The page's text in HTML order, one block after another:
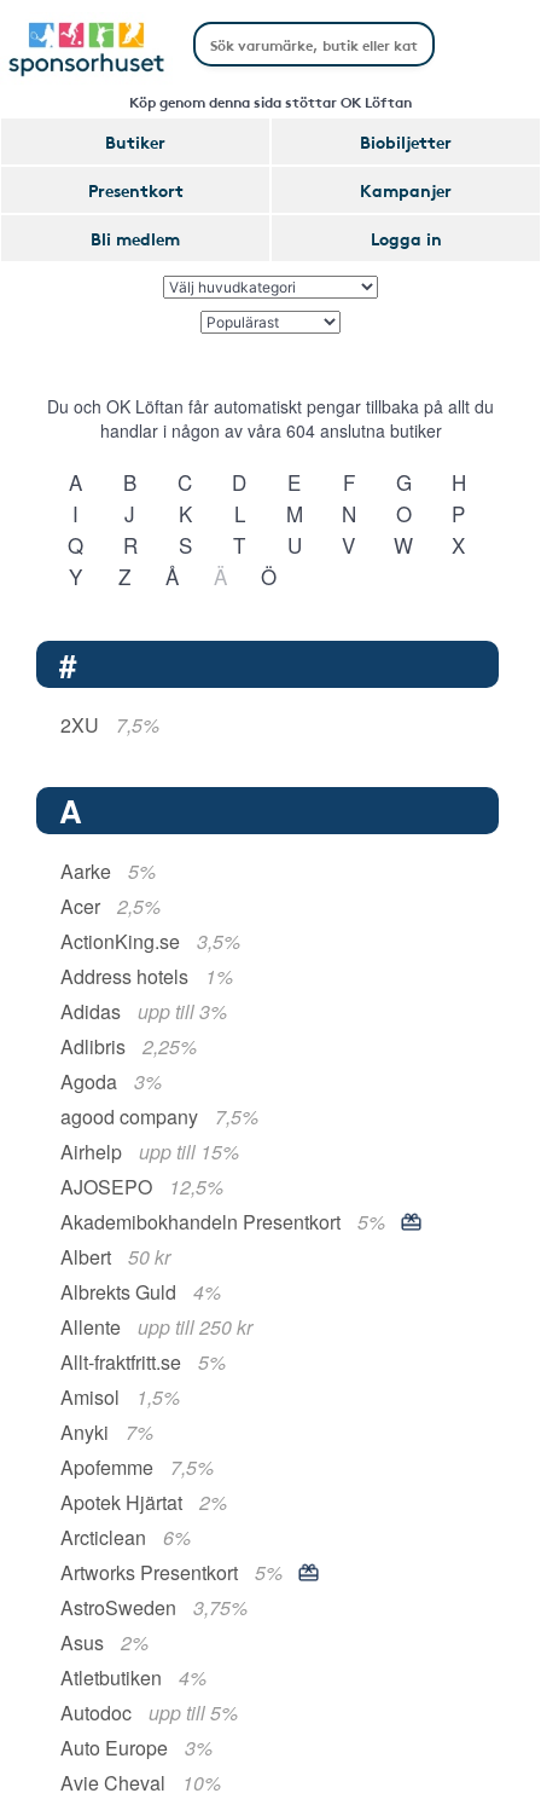
Köp genom denna sida stöttar OK Löftan
Butiker
Biobiljetter
Presentkort
Kampanjer
Bli medlem
Logga in
Du och OK Löftan får automatiskt pengar tillbaka på allt du
handlar i någon av våra 604anslutna butiker
A B C D E F G
H
I
J K L M N O
P
Q
R S T U V W
X
Y
Z Å Ä Ö
#
2XU 7,5%
A
Aarke
5%
Acer
2,5%
ActionKing.se
3,5%
Address hotels
1%
Adidas
upp till 3%
Adlibris
2,25%
Agoda
3%
agood company
7,5%
Airhelp
upp till 15%
AJOSEPO
12,5%
Akademibokhandeln Presentkort
5%
Albert
50 kr
Albrekts Guld
4%
Allente
upp till 250 kr
Allt-fraktfritt.se
5%
Amisol
1,5%
Anyki
7%
Apofemme
7,5%
Apotek Hjärtat
2%
Arcticlean
6%
Artworks Presentkort
5%
AstroSweden
3,75%
Asus
2%
Atletbutiken
4%
Autodoc
upp till 5%
Auto Europe
3%
Avie Cheval
10%